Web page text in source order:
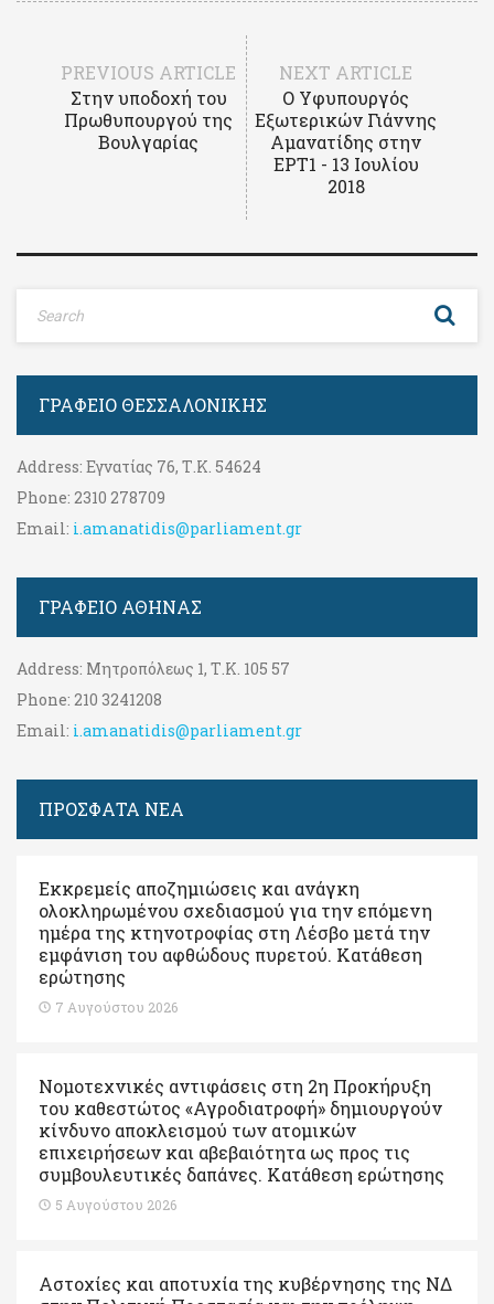
PREVIOUS ARTICLE
Στην υποδοχή του
Πρωθυπουργού της
Βουλγαρίας
NEXT ARTICLE
Ο Υφυπουργός
Εξωτερικών Γιάννης
Αμανατίδης στην
ΕΡΤ1 - 13 Ιουλίου
2018
ΓΡΑΦΕΊΟ ΘΕΣΣΑΛΟΝΊΚΗΣ
Address: Εγνατίας 76, Τ.Κ. 54624
Phone: 2310 278709
Email: i.amanatidis@parliament.gr
ΓΡΑΦΕΊΟ ΑΘΉΝΑΣ
Address: Μητροπόλεως 1, Τ.Κ. 105 57
Phone: 210 3241208
Email: i.amanatidis@parliament.gr
ΠΡΟΣΦΑΤΑ ΝΕΑ
Εκκρεμείς αποζημιώσεις και ανάγκη
ολοκληρωμένου σχεδιασμού για την επόμενη
ημέρα της κτηνοτροφίας στη Λέσβο μετά την
εμφάνιση του αφθώδους πυρετού. Kατάθεση
ερώτησης
7 Αυγούστου 2026
Νομοτεχνικές αντιφάσεις στη 2η Προκήρυξη
του καθεστώτος «Αγροδιατροφή» δημιουργούν
κίνδυνο αποκλεισμού των ατομικών
επιχειρήσεων και αβεβαιότητα ως προς τις
συμβουλευτικές δαπάνες. Κατάθεση ερώτησης
5 Αυγούστου 2026
Αστοχίες και αποτυχία της κυβέρνησης της ΝΔ